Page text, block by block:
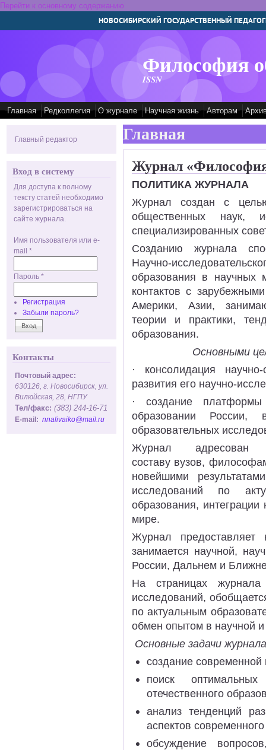
Перейти к основному содержанию
НОВОСИБИРСКИЙ ГОСУДАРСТВЕННЫЙ
Философия
ISSN
Главная Редколлегия О журнале Научная жизнь Авторам
Главный редактор
Вход в систему
Для доступа к полному
тексту статей необходимо
зарегистрироваться на
сайте журнала.
Имя пользователя или e-
mail *
Пароль *
Регистрация
Забыли пароль?
Контакты
Почтовый адрес:
630126, г. Новосибирск, ул.
Вилюйская, 28, НГПУ
Тел/факс: (383) 244-16-71
E-mail: nnalivaiko@mail.ru
Главная
Журнал
ПОЛИТИКА ЖУРНАЛА
Журнал создан с
общественных наук,
специализированных
Созданию журнала
Научно-
образования в научных
контактов с
Америки, Азии,
теории и практики,
образования.
Основными
· консолидация
развития его научно-
· создание
образовании России,
образовательных
Журнал адресован
составу вузов,
новейшими
исследований по
образования,
мире.
Журнал
занимается научной,
России, Дальнем и
На страницах журнала
исследований,
по актуальным
обмен опытом в научной и
Основные задачи
создание современной
поиск
отечественного
анализ тенденций
аспектов
обсуждение